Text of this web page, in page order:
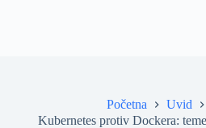
Početna
Uvid
Kubernetes protiv Dockera: